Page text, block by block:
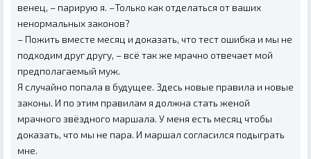
венец, – парирую я. –Только как отделаться от ваших
ненормальных законов?
– Пожить вместе месяц и доказать, что тест ошибка и мы не
подходим друг другу, – всё так же мрачно отвечает мой
предполагаемый муж.
Я случайно попала в будущее. Здесь новые правила и новые
законы. И по этим правилам я должна стать женой
мрачного звёздного маршала. У меня есть месяц чтобы
доказать, что мы не пара. И маршал согласился подыграть
мне.